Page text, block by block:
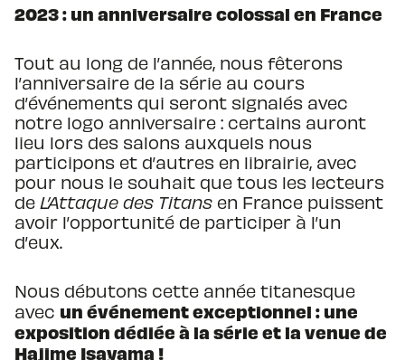
2023 : un anniversaire colossal en France
Tout au long de l’année, nous fêterons
l’anniversaire de la série au cours
d’événements qui seront signalés avec
notre logo anniversaire : certains auront
lieu lors des salons auxquels nous
participons et d’autres en librairie, avec
pour nous le souhait que tous les lecteurs
de L’Attaque des Titans en France puissent
avoir l’opportunité de participer à l’un
d’eux.
Nous débutons cette année titanesque
avec un événement exceptionnel : une
exposition dédiée à la série et la venue de
Hajime Isayama !